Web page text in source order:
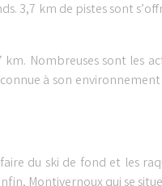
3,7 km de pistes sont
Nombreuses sont les
à son
du ski de fond et les